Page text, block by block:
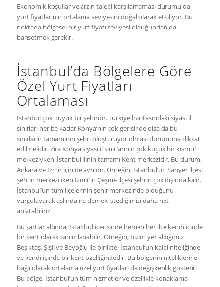
Ekonomik koşullar ve arzın talebi karşılamaması durumu da
yurt fiyatlarının ortalama seviyesini doğal olarak etkiliyor. Bu
noktada bölgesel bir yurt fiyatı seviyesi olduğundan da
bahsetmek gerekir.
İstanbul’da Bölgelere Göre
Özel Yurt Fiyatları
Ortalaması
İstanbul çok büyük bir şehirdir. Türkiye haritasındaki siyasi il
sınırları her be kadar Konya’nın çok gerisinde olsa da bu
sınırların tamamının şehri oluşturuyor olması durumuna dikkat
edilmelidir. Zira Konya siyasi il sınırlarının çok küçük bir kısmi il
merkeziyken, İstanbul ilinin tamamı Kent merkezidir. Bu durum,
Ankara ve İzmir için de aynıdır. Örneğin; İstanbul’un Sarıyer ilçesi
şehrin merkezi iken İzmir’in Çeşme ilçesi şehrin çok dışında kalır.
İstanbul’un tüm ilçelerinin şehir merkezinde olduğunu
vurgulayarak aslında ne demek istediğimizi daha net
anlatabiliriz.
Bu şartlar altında, İstanbul içerisinde hemen her ilçe kendi içinde
bir kent olarak tanımlanabilir. Örneğin; bizim yer aldığımız
Beşiktaş, Şişli ve Beyoğlu ile birlikte, İstanbul’un kalbi niteliğinde
ve kendi içinde bir kent özelliğindedir. Bu bölgenin niteliklerine
bağlı olarak ortalama özel yurt fiyatları da değişkenlik gösterir.
Bu bölge, İstanbul’un tüm hizmetler ve özellikle konaklama